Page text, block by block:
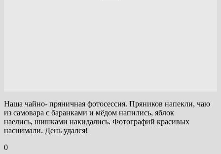
Наша чайно- пряничная фотосессия. Пряников напекли, чаю
из самовара с баранками и мёдом напились, яблок
наелись, шишками накидались. Фотографий красивых
наснимали. День удался!
0